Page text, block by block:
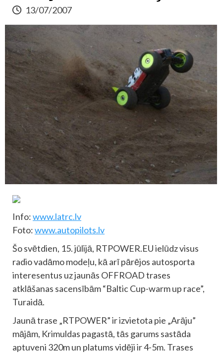
13/07/2007
Info:www.latrc.lv
Foto:www.autopilots.lv
Šo svētdien, 15. jūlijā, RTPOWER.EU ielūdz visus
radio vadāmo modeļu, kā arī pārējos autosporta
interesentus uz jaunās OFFROAD trases
atklāšanas sacensībām “Baltic Cup-warm up race”,
Turaidā.
Jaunā trase „RTPOWER” ir izvietota pie „Arāju”
mājām, Krimuldas pagastā, tās garums sastāda
aptuveni 320m un platums vidēji ir 4-5m. Trases